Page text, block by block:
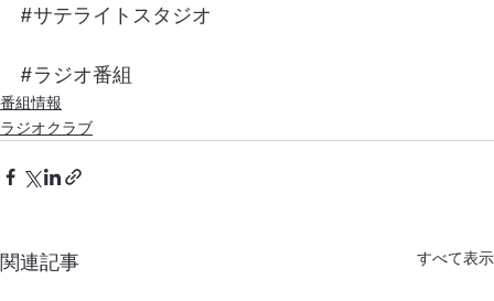
#サテライトスタジオ
#ラジオ番組
番組情報
ラジオクラブ
関連記事 すべて表示